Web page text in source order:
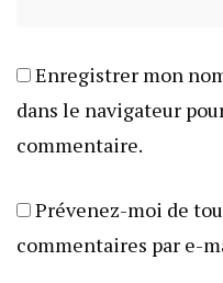
Enregistrer mon
dans le navigateur
commentaire.
Prévenez-moi de
commentaires par e-